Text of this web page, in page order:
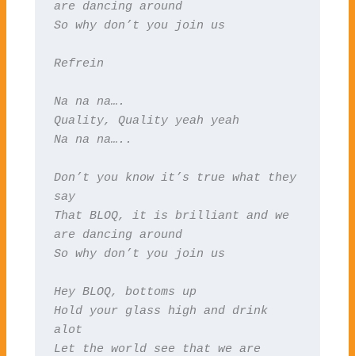
are dancing around
So why don’t you join us
Refrein
Na na na….
Quality, Quality yeah yeah
Na na na…..
Don’t you know it’s true what they
say
That BLOQ, it is brilliant and we
are dancing around
So why don’t you join us
Hey BLOQ, bottoms up
Hold your glass high and drink
alot
Let the world see that we are